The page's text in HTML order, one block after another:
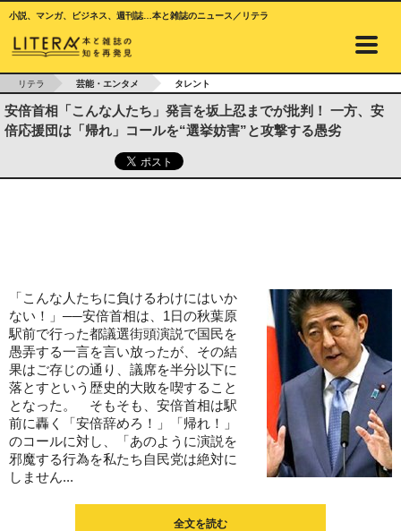
小説、マンガ、ビジネス、週刊誌…本と雑誌のニュース／リテラ
リテラ 芸能・エンタメ タレント
安倍首相「こんな人たち」発言を坂上忍までが批判！ 一方、安
倍応援団は「帰れ」コールを“選挙妨害”と攻撃する愚劣
「こんな人たちに負けるわけにはいか
ない！」──安倍首相は、1日の秋葉原
駅前で行った都議選街頭演説で国民を
愚弄する一言を言い放ったが、その結
果はご存じの通り、議席を半分以下に
落とすという歴史的大敗を喫すること
となった。 そもそも、安倍首相は駅
前に轟く「安倍辞めろ！」「帰れ！」
のコールに対し、「あのように演説を
邪魔する行為を私たち自民党は絶対に
しません...
全文を読む